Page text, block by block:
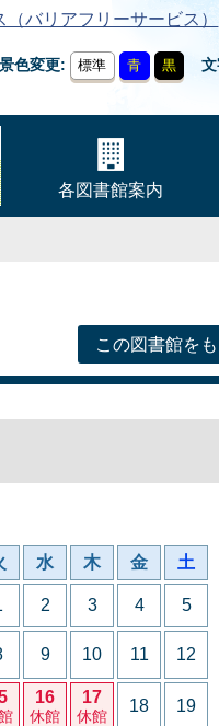
バリアフリーサービス）
色変更 標準 青 黒
各図書館案内
この図書館を
水 木 金 土
2 3 4 5
9 10 11 12
16
休館
17
休館
18 19